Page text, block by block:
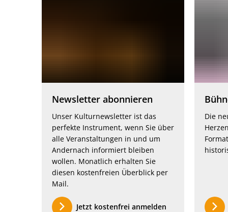
Newsletter abonnieren
Unser Kulturnewsletter ist das
perfekte Instrument, wenn Sie über
alle Veranstaltungen in und um
Andernach informiert bleiben
wollen. Monatlich erhalten Sie
diesen kostenfreien Überblick per
Mail.
Jetzt kostenfrei anmelden
Die